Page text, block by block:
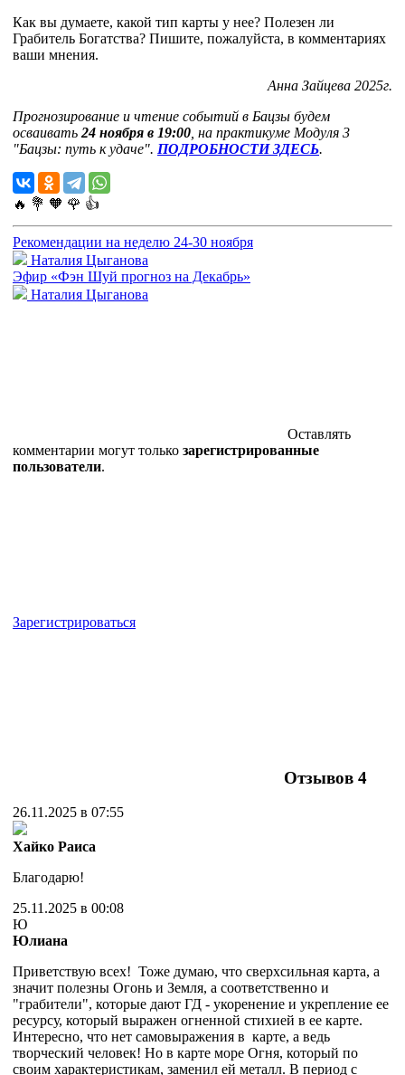
Как вы думаете, какой тип карты у нее? Полезен ли
Грабитель Богатства? Пишите, пожалуйста, в комментариях
ваши мнения.
Анна Зайцева 2025г.
Прогнозирование и чтение событий в Бацзы будем
осваивать 24 ноября в 19:00 , на практикуме Модуля 3
"Бацзы: путь к удаче". ПОДРОБНОСТИ ЗДЕСЬ.
🔥 💐 🧡 🌹 👍
Рекомендации на неделю 24-30 ноября
Наталия Цыганова
Эфир «Фэн Шуй прогноз на Декабрь»
Наталия Цыганова
Оставлять
комментарии могут только зарегистрированные
пользователи.
Зарегистрироваться
Отзывов 4
26.11.2025 в 07:55
Хайко Раиса
Благодарю!
25.11.2025 в 00:08
Ю
Юлиана
Приветствую всех! Тоже думаю, что сверхсильная карта, а
значит полезны Огонь и Земля, а соответственно и
"грабители", которые дают ГД - укоренение и укрепление ее
ресурсу, который выражен огненной стихией в ее карте.
Интересно, что нет самовыражения в карте, а ведь
творческий человек! Но в карте море Огня, который по
своим характеристикам, заменил ей металл. В период с